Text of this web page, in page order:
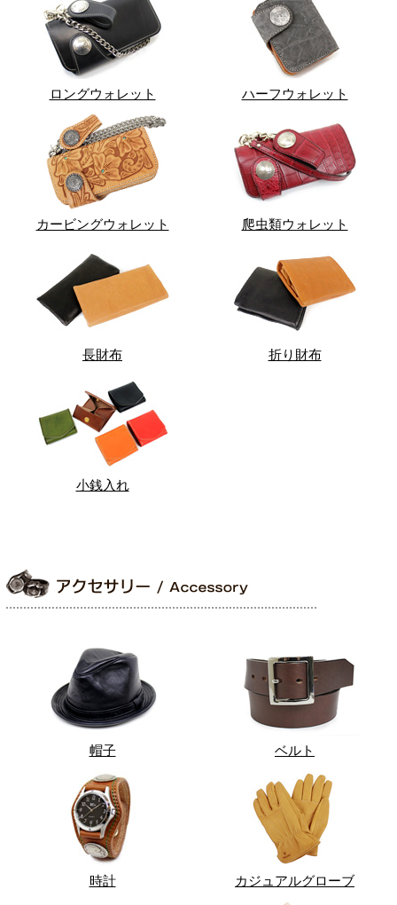
ロングウォレット ハーフウォレット
カービングウォレット 爬虫類ウォレット
長財布 折り財布
小銭入れ
帽子 ベルト
時計 カジュアルグローブ